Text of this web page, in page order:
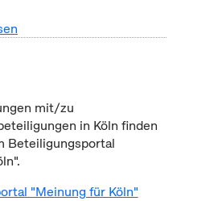
mit/zu
in Köln finden
Beteiligungsportal
"Meinung für Köln"